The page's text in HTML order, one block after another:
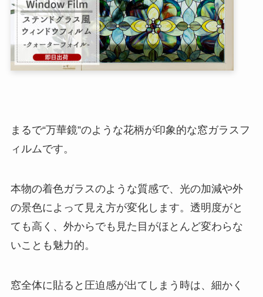
まるで“万華鏡”のような花柄が印象的な窓ガラスフ
ィルムです。
本物の着色ガラスのような質感で、光の加減や外
の景色によって見え方が変化します。透明度がと
ても高く、外からでも見た目がほとんど変わらな
いことも魅力的。
窓全体に貼ると圧迫感が出てしまう時は、細かく